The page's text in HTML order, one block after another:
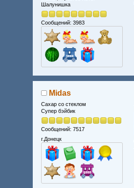
Шалунишка
Сообщений: 3983
Midas
Сахар со стеклом
Супер бэйбик
Сообщений: 7517
г.Донецк